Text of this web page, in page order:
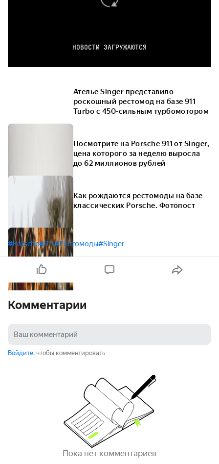
НОВОСТИ ЗАГРУЖАЮТСЯ
Ателье Singer представило
роскошный рестомод на базе 911
Turbo с 450-сильным турбомотором
Посмотрите на Porsche 911 от Singer,
цена которого за неделю выросла
до 62 миллионов рублей
Как рождаются рестомоды на базе
классических Porsche. Фотопост
#Porsche#911#Рестомоды#Singer
Комментарии
Войдите, чтобы комментировать
Пока нет комментариев